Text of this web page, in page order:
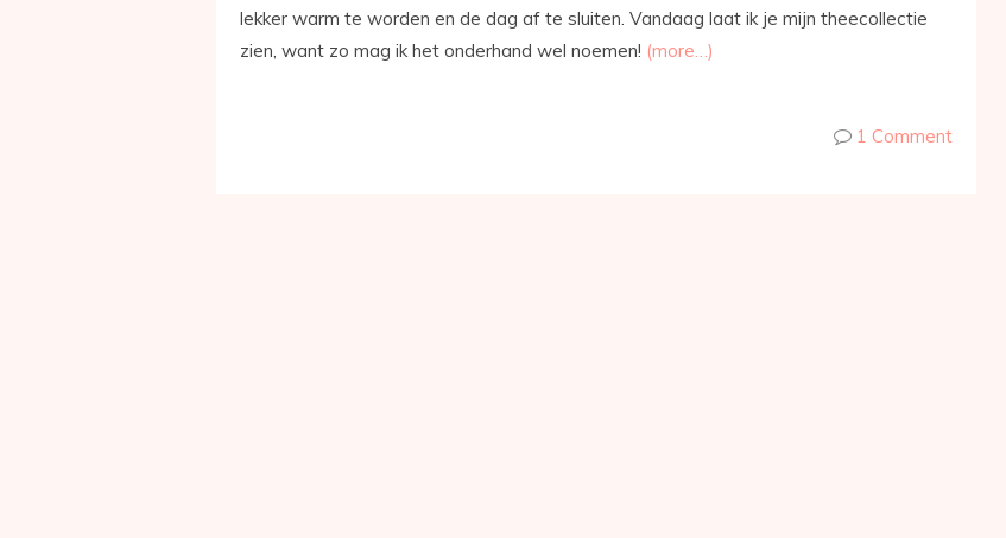
lekker warm te worden en de dag af te sluiten. Vandaag laat ik je mijn theecollectie
zien, want zo mag ik het onderhand wel noemen! (more…)
1 Comment